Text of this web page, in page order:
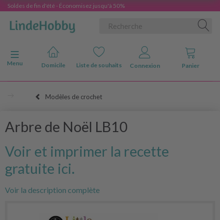
Soldes de fin d'été - Économisez jusqu'à 50%
Basculer la navigation
Menu
Domicile Liste de souhaits Connexion Panier
Modèles de crochet
Arbre de Noël LB10
Voir et imprimer la recette
gratuite ici.
Voir la description complète